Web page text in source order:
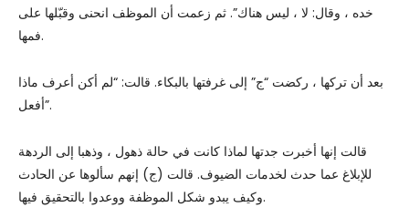
خده ، وقال: لا ، ليس هناك”. ثم زعمت أن الموظف انحنى وقبّلها على
فمها.
بعد أن تركها ، ركضت “ج” إلى غرفتها بالبكاء. قالت: “لم أكن أعرف ماذا
أفعل”.
قالت إنها أخبرت جدتها لماذا كانت في حالة ذهول ، وذهبا إلى الردهة
للإبلاغ عما حدث لخدمات الضيوف. قالت (ج) إنهم سألوها عن الحادث
وكيف يبدو شكل الموظفة ووعدوا بالتحقيق فيها.